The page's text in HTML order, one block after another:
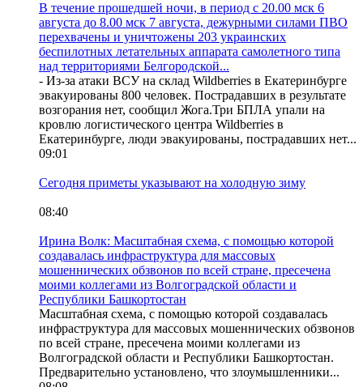
В течение прошедшей ночи, в период с 20.00 мск 6
августа до 8.00 мск 7 августа, дежурными силами ПВО
перехвачены и уничтожены 203 украинских
беспилотных летательных аппарата самолетного типа
над территориями Белгородской...
- Из-за атаки ВСУ на склад Wildberries в Екатеринбурге
эвакуированы 800 человек. Пострадавших в результате
возгорания нет, сообщил Жога.Три БПЛА упали на
кровлю логистического центра Wildberries в
Екатеринбурге, люди эвакуированы, пострадавших нет...
09:01
Сегодня приметы указывают на холодную зиму
08:40
Ирина Волк: Масштабная схема, с помощью которой
создавалась инфраструктура для массовых
мошеннических обзвонов по всей стране, пресечена
моими коллегами из Волгоградской области и
Республики Башкортостан
Масштабная схема, с помощью которой создавалась
инфраструктура для массовых мошеннических обзвонов
по всей стране, пресечена моими коллегами из
Волгоградской области и Республики Башкортостан.
Предварительно установлено, что злоумышленники...